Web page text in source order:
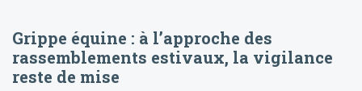
Grippe équine : à l’approche des
rassemblements estivaux, la vigilance
reste de mise